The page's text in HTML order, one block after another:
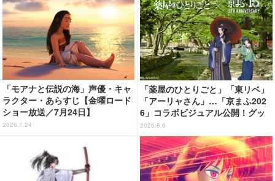
「モアナと伝説の海」声優・キャ
ラクター・あらすじ【金曜ロード
ショー放送／7月24日】
2026.7.24
「薬屋のひとりごと」「東リベ」
「アーリャさん」…「京まふ202
6」コラボビジュアル公開！グッ
ズなどの最新情報も
2026.8.6